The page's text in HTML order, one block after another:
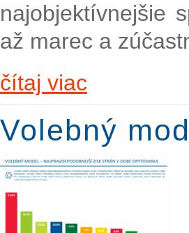
najobjektívnejšie
až marec a
čítaj viac
Volebný